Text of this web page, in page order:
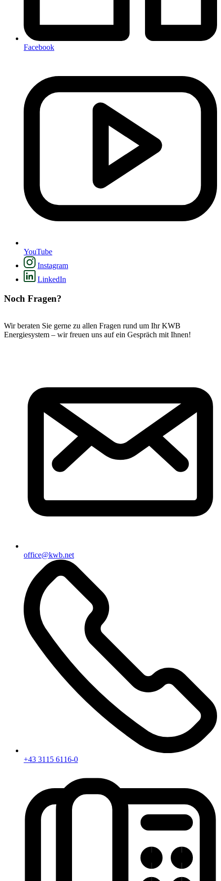
Facebook
YouTube
Instagram
LinkedIn
Noch Fragen?
Wir beraten Sie gerne zu allen Fragen rund um Ihr KWB
Energiesystem – wir freuen uns auf ein Gespräch mit Ihnen!
office@kwb.net
+43 3115 6116-0